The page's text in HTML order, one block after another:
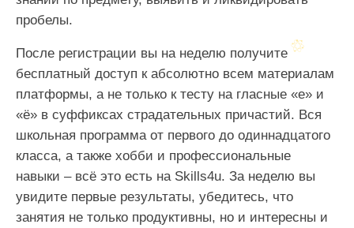
пробелы.
После регистрации вы на неделю получите
бесплатный доступ к абсолютно всем материалам
платформы, а не только к тесту на гласные «е» и
«ё» в суффиксах страдательных причастий. Вся
школьная программа от первого до одиннадцатого
класса, а также хобби и профессиональные
навыки – всё это есть на Skills4u. За неделю вы
увидите первые результаты, убедитесь, что
занятия не только продуктивны, но и интересны и